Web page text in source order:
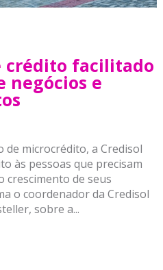
crédito facilitado
negócios e
de microcrédito, a Credisol
às pessoas que precisam
crescimento de seus
o coordenador da Credisol
sobre a...